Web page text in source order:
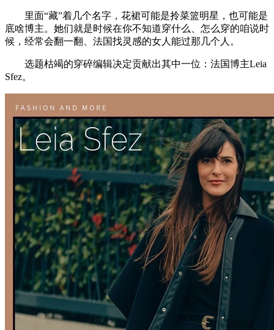
里面“藏”着几个名字，花裙可能是拎菜篮明星，也可能是
底啥博主。她们就是时候在你不知道穿什么、怎么穿的咱说时
候，经常会翻一翻、法国找灵感的女人能过那几个人。
选题枯竭的穿碎编辑决定贡献出其中一位：法国博主Leia
Sfez。